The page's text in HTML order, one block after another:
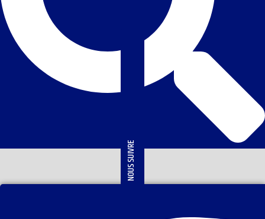
NOUS SUIVRE